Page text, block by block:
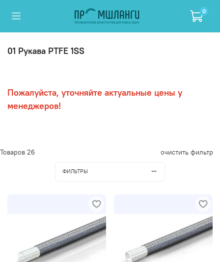
0
01 Рукава PTFE 1SS
Пожалуйста, уточняйте актуальные цены у
менеджеров!
Товаров 26 очистить фильтр
ФИЛЬТРЫ